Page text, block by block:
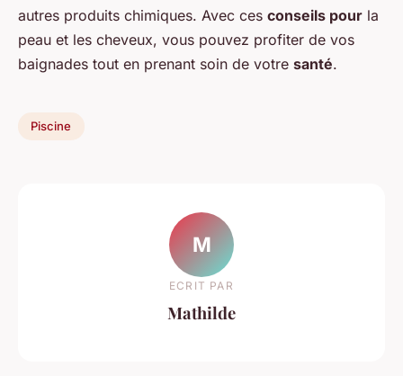
autres produits chimiques. Avec ces conseils pour la
peau et les cheveux, vous pouvez profiter de vos
baignades tout en prenant soin de votre santé.
Piscine
M
ECRIT PAR
Mathilde